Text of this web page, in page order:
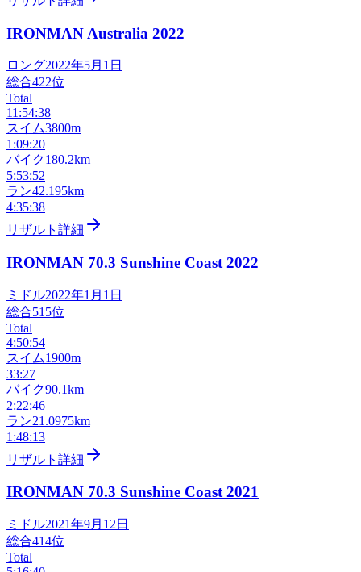
IRONMAN Australia 2022
ロング2022年5月1日
総合422位
Total
11:54:38
スイム3800m
1:09:20
バイク180.2km
5:53:52
ラン42.195km
4:35:38
リザルト詳細
IRONMAN 70.3 Sunshine Coast 2022
ミドル2022年1月1日
総合515位
Total
4:50:54
スイム1900m
33:27
バイク90.1km
2:22:46
ラン21.0975km
1:48:13
リザルト詳細
IRONMAN 70.3 Sunshine Coast 2021
ミドル2021年9月12日
総合414位
Total